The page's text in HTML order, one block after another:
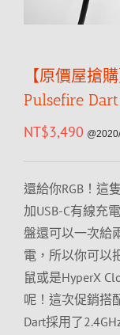
【原價屋搶
Pulsefire
NT$3,490
還給你RGB！這
加USB-C有線充
盤還可以一次給
電，所以你可以
鼠或是HyperX
呢！這次促銷搭
Dart採用了